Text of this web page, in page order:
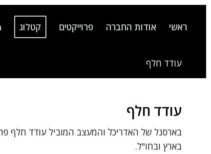
ראשי אודות החברה פרוייקטים קטלוג
עודד חלף
עודד חלף
בארסנל של האדריכל והמעצב המוביל עודד חלף
בארץ ובחו"ל.